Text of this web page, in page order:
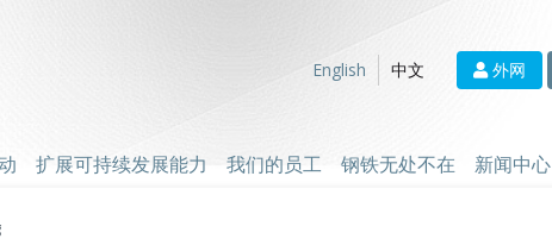
English 中文 外网
扩展可持续发展能力 我们的员工 钢铁无处不在 新闻中心